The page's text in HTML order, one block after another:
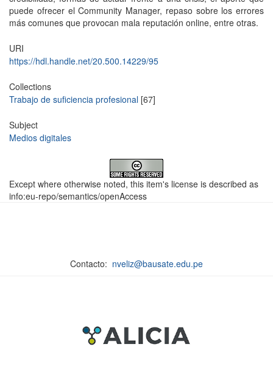
puede ofrecer el Community Manager, repaso sobre los errores
más comunes que provocan mala reputación online, entre otras.
URI
https://hdl.handle.net/20.500.14229/95
Collections
Trabajo de suficiencia profesional [67]
Subject
Medios digitales
Except where otherwise noted, this item's license is described as
info:eu-repo/semantics/openAccess
Contacto: nveliz@bausate.edu.pe